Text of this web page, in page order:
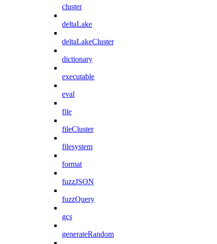
cluster
deltaLake
deltaLakeCluster
dictionary
executable
eval
file
fileCluster
filesystem
format
fuzzJSON
fuzzQuery
gcs
generateRandom